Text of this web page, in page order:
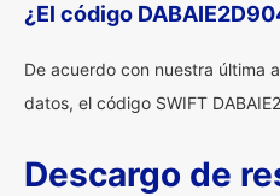
¿El código
De acuerdo con nuestra última
datos, el código SWIFT
Descargo de